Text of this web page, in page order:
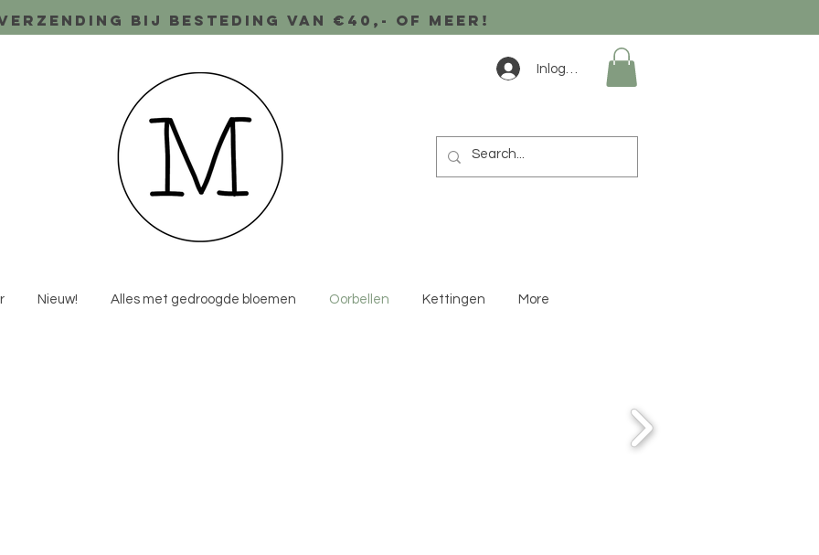
bij besteding van €40,- of meer!
Inloggen
Nieuw! Alles met gedroogde bloemen Oorbellen Kettingen More